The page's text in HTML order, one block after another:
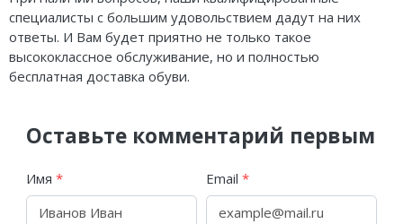
специалисты с большим удовольствием дадут на них
ответы. И Вам будет приятно не только такое
высококлассное обслуживание, но и полностью
бесплатная доставка обуви.
Оставьте комментарий первым
Имя * Email *